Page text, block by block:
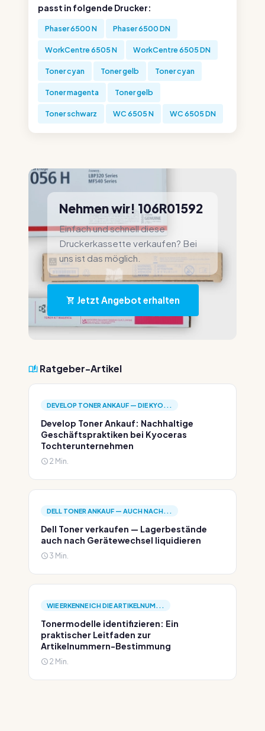
passt in folgende Drucker:
Phaser 6500 N Phaser 6500 DN
WorkCentre 6505 N WorkCentre 6505 DN
Toner cyan Toner gelb Toner cyan
Toner magenta Toner gelb
Toner schwarz WC 6505 N WC 6505 DN
Nehmen wir! 106R01592
Einfach und schnell diese
Druckerkassette verkaufen? Bei
uns ist das möglich.
Jetzt Angebot erhalten
Ratgeber-Artikel
DEVELOP TONER ANKAUF — DIE KYO...
Develop Toner Ankauf: Nachhaltige
Geschäftspraktiken bei Kyoceras
Tochterunternehmen
2 Min.
DELL TONER ANKAUF — AUCH NACH...
Dell Toner verkaufen — Lagerbestände
auch nach Gerätewechsel liquidieren
3 Min.
WIE ERKENNE ICH DIE ARTIKELNUM...
Tonermodelle identifizieren: Ein
praktischer Leitfaden zur
Artikelnummern-Bestimmung
2 Min.